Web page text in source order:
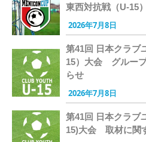
東西対抗戦（U-15
2026年7月8日
第41回 日本クラブ
15）大会 グルー
らせ
2026年7月8日
第41回 日本クラブ
15)大会 取材に関